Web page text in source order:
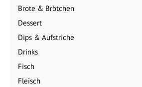
Brote & Brötchen
Dessert
Dips & Aufstriche
Drinks
Fisch
Fleisch